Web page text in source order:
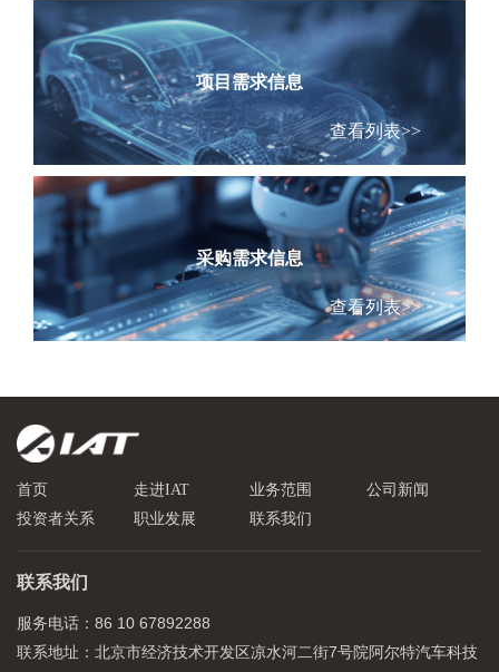
项目需求信息
查看列表>>
采购需求信息
查看列表>>
首页 走进IAT 业务范围
公司新闻
投资者关系
职业发展 联系我们
联系我们
服务电话：86 10 67892288
联系地址：北京市经济技术开发区凉水河二街7号院阿尔特汽车科技